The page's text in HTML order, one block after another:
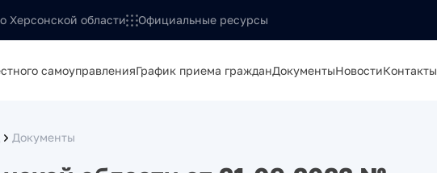
Херсонской области Официальные ресурсы
самоуправленияГрафик приема гражданДокументыНовостиКонтакты
Документы